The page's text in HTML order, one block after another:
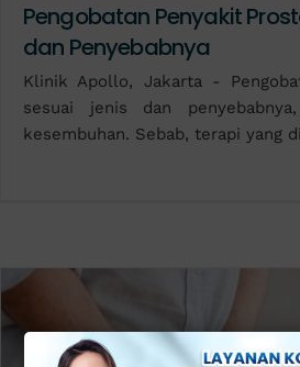
Pengobatan Penyakit
dan Penyebabnya
Klinik Apollo, Jakarta -
sesuai jenis dan
kesembuhan. Sebab, terapi yang